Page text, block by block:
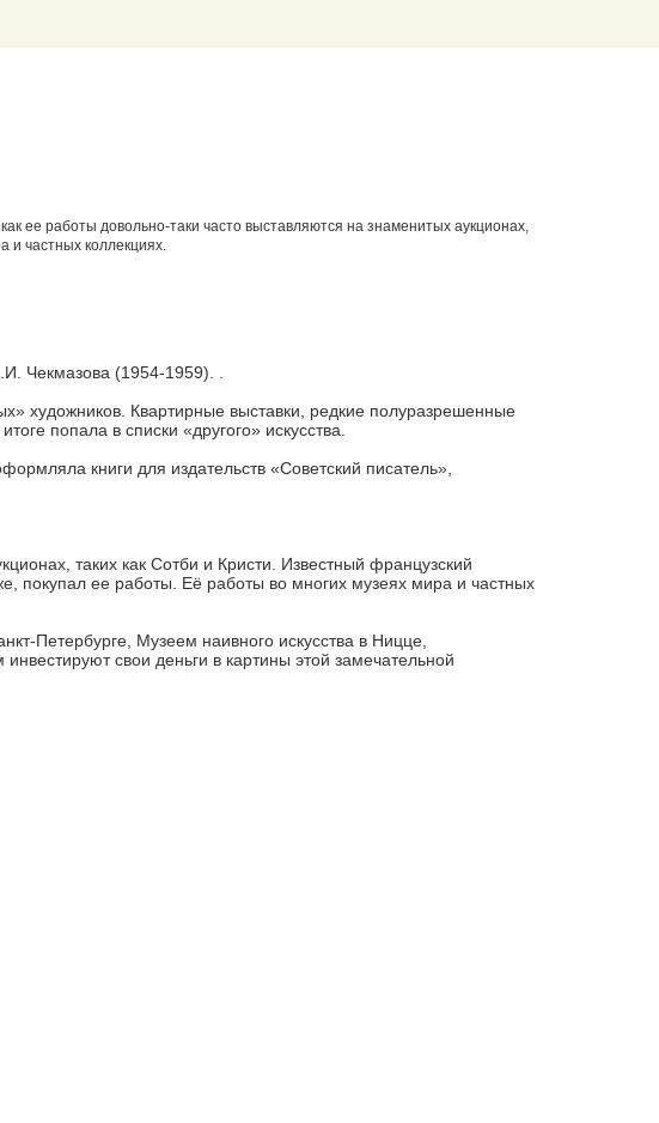
ее работы довольно-таки часто выставляются на знаменитых аукционах,
и частных коллекциях.
Чекмазова (1954-1959). .
художников. Квартирные выставки, редкие полуразрешенные
попала в списки «другого» искусства.
книги для издательств «Советский писатель»,
таких как Сотби и Кристи. Известный французский
покупал ее работы. Её работы во многих музеях мира и частных
Петербурге, Музеем наивного искусства в Ницце,
свои деньги в картины этой замечательной